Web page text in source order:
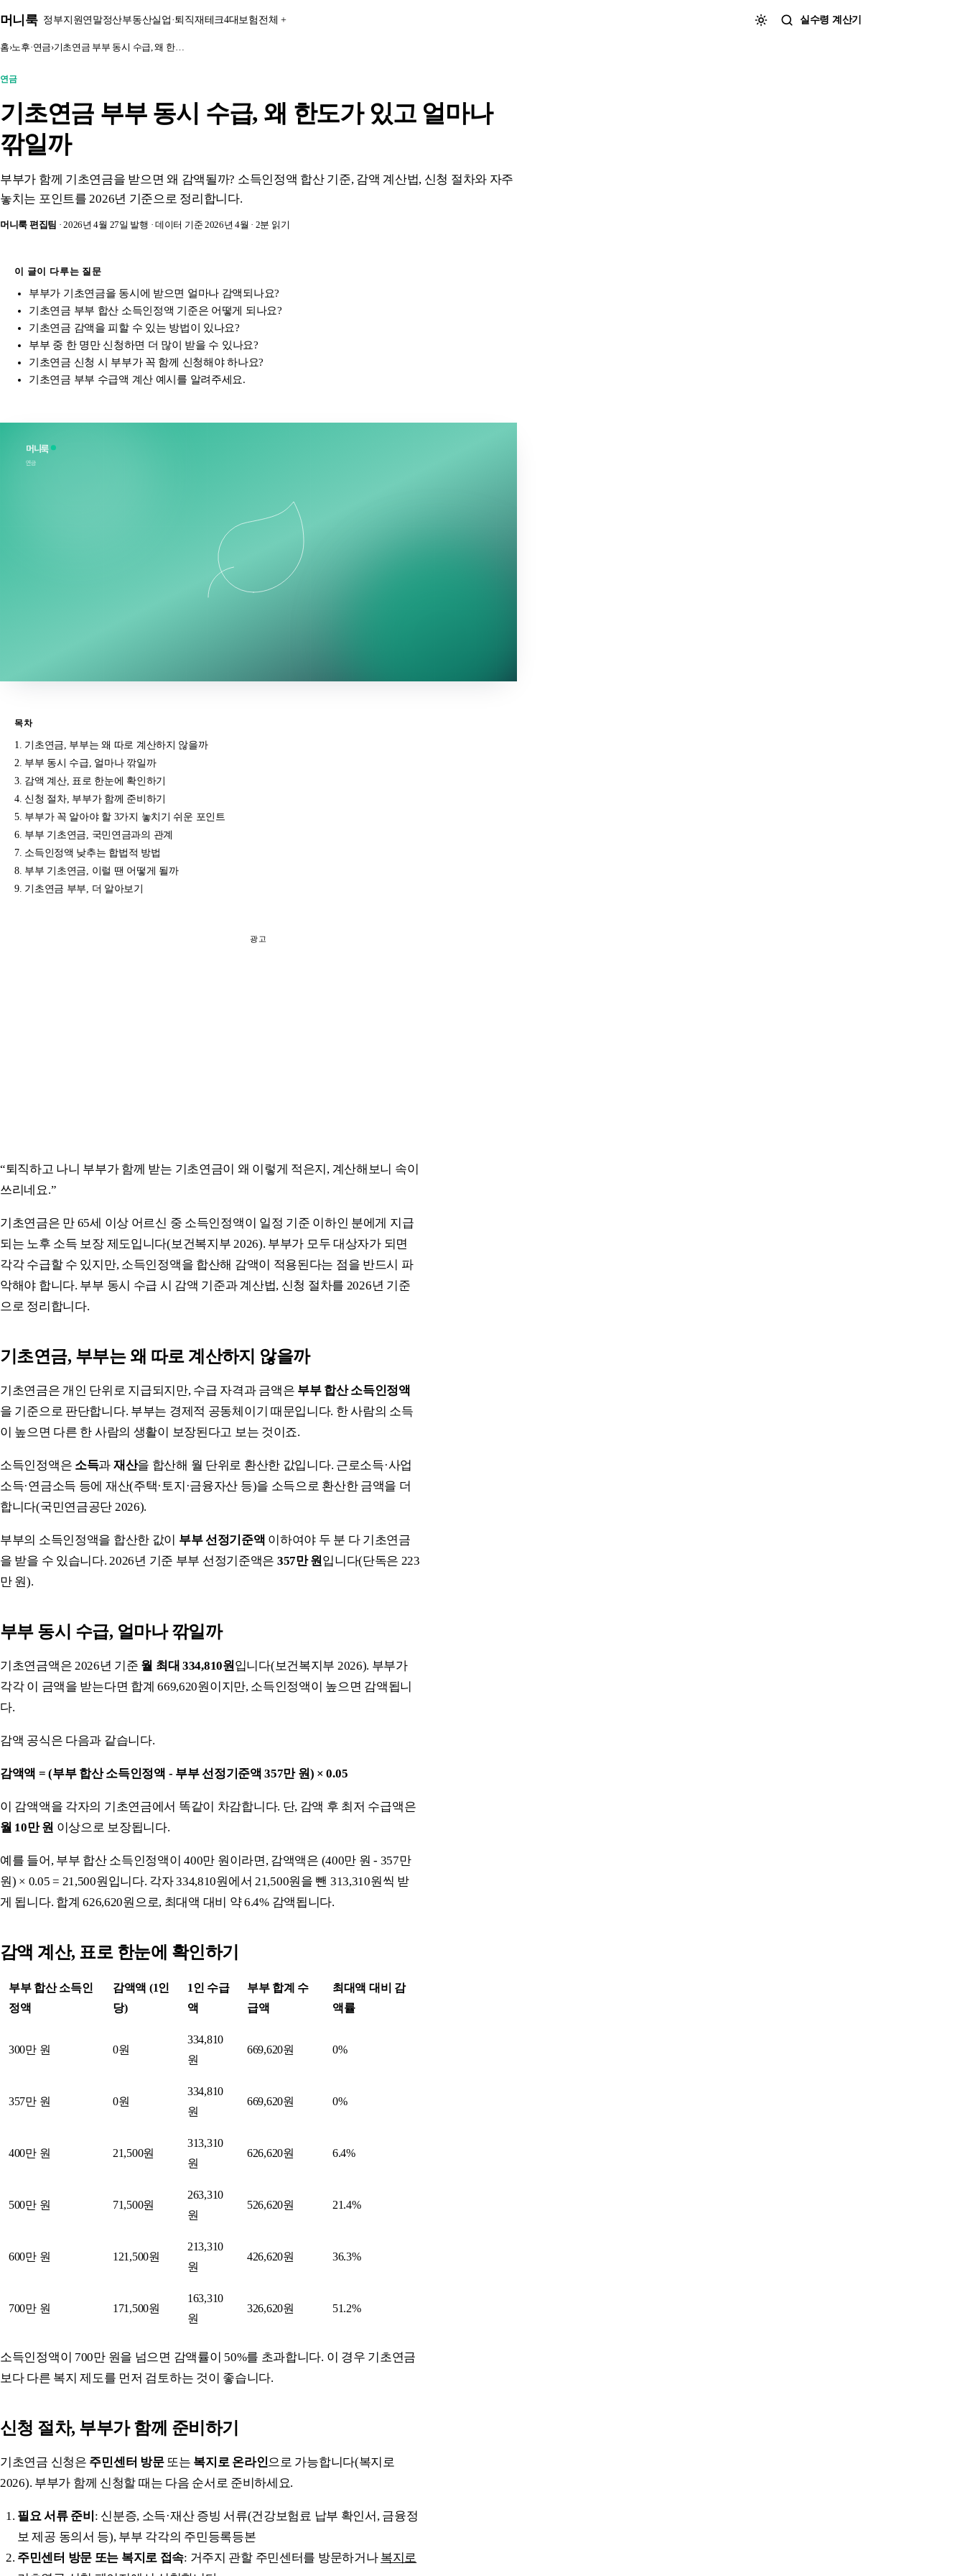
머니룩 정부지원연말정산부동산실업·퇴직재테크4대보험 전체 + 실수령 계산기
홈›노후·연금›기초연금 부부 동시 수급, 왜 한…
연금
기초연금 부부 동시 수급, 왜 한도가 있고 얼마나
깎일까
부부가 함께 기초연금을 받으면 왜 감액될까? 소득인정액 합산 기준, 감액 계산법, 신청 절차와 자주
놓치는 포인트를 2026년 기준으로 정리합니다.
머니룩 편집팀 · 2026년 4월 27일 발행 · 데이터 기준 2026년 4월 · 2분 읽기
이 글이 다루는 질문
부부가 기초연금을 동시에 받으면 얼마나 감액되나요?
기초연금 부부 합산 소득인정액 기준은 어떻게 되나요?
기초연금 감액을 피할 수 있는 방법이 있나요?
부부 중 한 명만 신청하면 더 많이 받을 수 있나요?
기초연금 신청 시 부부가 꼭 함께 신청해야 하나요?
기초연금 부부 수급액 계산 예시를 알려주세요.
머니룩
연금
목차
기초연금, 부부는 왜 따로 계산하지 않을까
부부 동시 수급, 얼마나 깎일까
감액 계산, 표로 한눈에 확인하기
신청 절차, 부부가 함께 준비하기
부부가 꼭 알아야 할 3가지 놓치기 쉬운 포인트
부부 기초연금, 국민연금과의 관계
소득인정액 낮추는 합법적 방법
부부 기초연금, 이럴 땐 어떻게 될까
기초연금 부부, 더 알아보기
광고
“퇴직하고 나니 부부가 함께 받는 기초연금이 왜 이렇게 적은지, 계산해보니 속이
쓰리네요.”
기초연금은 만 65세 이상 어르신 중 소득인정액이 일정 기준 이하인 분에게 지급
되는 노후 소득 보장 제도입니다(보건복지부 2026). 부부가 모두 대상자가 되면
각각 수급할 수 있지만, 소득인정액을 합산해 감액이 적용된다는 점을 반드시 파
악해야 합니다. 부부 동시 수급 시 감액 기준과 계산법, 신청 절차를 2026년 기준
으로 정리합니다.
기초연금, 부부는 왜 따로 계산하지 않을까
기초연금은 개인 단위로 지급되지만, 수급 자격과 금액은 부부 합산 소득인정액
을 기준으로 판단합니다. 부부는 경제적 공동체이기 때문입니다. 한 사람의 소득
이 높으면 다른 한 사람의 생활이 보장된다고 보는 것이죠.
소득인정액은 소득과 재산을 합산해 월 단위로 환산한 값입니다. 근로소득·사업
소득·연금소득 등에 재산(주택·토지·금융자산 등)을 소득으로 환산한 금액을 더
합니다(국민연금공단 2026).
부부의 소득인정액을 합산한 값이 부부 선정기준액 이하여야 두 분 다 기초연금
을 받을 수 있습니다. 2026년 기준 부부 선정기준액은 357만 원 입니다(단독은 223
만 원).
부부 동시 수급, 얼마나 깎일까
기초연금액은 2026년 기준 월 최대 334,810원 입니다(보건복지부 2026). 부부가
각각 이 금액을 받는다면 합계 669,620원이지만, 소득인정액이 높으면 감액됩니
다.
감액 공식은 다음과 같습니다.
감액액 = (부부 합산 소득인정액 - 부부 선정기준액 357만 원) × 0.05
이 감액액을 각자의 기초연금에서 똑같이 차감합니다. 단, 감액 후 최저 수급액은
월 10만 원 이상으로 보장됩니다.
예를 들어, 부부 합산 소득인정액이 400만 원이라면, 감액액은 (400만 원 - 357만
원) × 0.05 = 21,500원입니다. 각자 334,810원에서 21,500원을 뺀 313,310원씩 받
게 됩니다. 합계 626,620원으로, 최대액 대비 약 6.4% 감액됩니다.
감액 계산, 표로 한눈에 확인하기
부부 합산 소득인
정액
감액액 (1인
당)
1인 수급
액
부부 합계 수
급액
최대액 대비 감
액률
300만 원 0원
334,810
원
669,620원 0%
357만 원 0원
334,810
원
669,620원 0%
400만 원 21,500원
313,310
원
626,620원 6.4%
500만 원 71,500원
263,310
원
526,620원 21.4%
600만 원 121,500원
213,310
원
426,620원 36.3%
700만 원 171,500원
163,310
원
326,620원 51.2%
소득인정액이 700만 원을 넘으면 감액률이 50%를 초과합니다. 이 경우 기초연금
보다 다른 복지 제도를 먼저 검토하는 것이 좋습니다.
신청 절차, 부부가 함께 준비하기
기초연금 신청은 주민센터 방문또는 복지로 온라인으로 가능합니다(복지로
2026). 부부가 함께 신청할 때는 다음 순서로 준비하세요.
필요 서류 준비 : 신분증, 소득·재산 증빙 서류(건강보험료 납부 확인서, 금융정
보 제공 동의서 등), 부부 각각의 주민등록등본
주민센터 방문 또는 복지로 접속: 거주지 관할 주민센터를 방문하거나 복지로